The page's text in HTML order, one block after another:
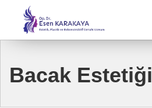
Bacak Estetiği